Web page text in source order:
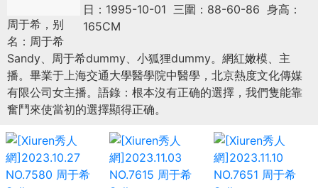
日：1995-10-01 三圍：88-60-86 身高：
165CM
周于希，别
名：周于希
Sandy、周于希dummy、小狐狸dummy。網紅嫩模、主
播。畢業于上海交通大學醫學院中醫學，北京熱度文化傳媒
有限公司女主播。語錄：根本沒有正确的選擇，我們隻能靠
奮鬥來使當初的選擇顯得正确。